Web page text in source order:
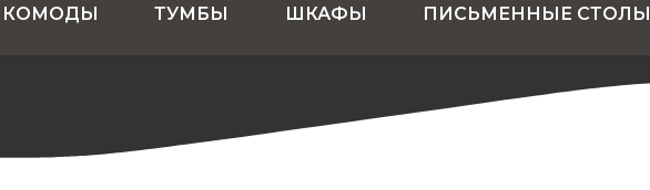
КОМОДЫ ТУМБЫ ШКАФЫ ПИСЬМЕННЫЕ СТОЛЫ